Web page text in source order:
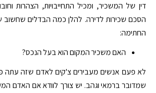
דין של המשכיר, ומכיל התחייבויות, הצהרות
הסכם שכירות לדירה. להלן כמה הבדלים שחשוב
החתימה:
האם משכיר המקום הוא בעל הנכס?
לא פעם אנשים מעבירים צ'קים לאדם שזה עתה
שמדובר ברמאי וגהב. יש צורך לוודא אם האדם